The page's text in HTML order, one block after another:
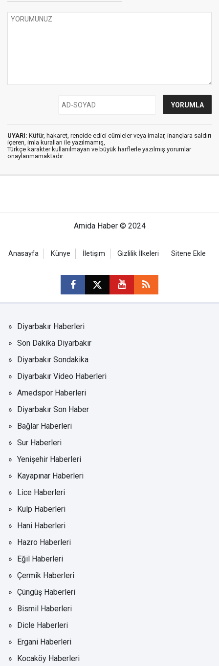
UYARI: Küfür, hakaret, rencide edici cümleler veya imalar, inançlara saldırı
içeren, imla kuralları ile yazılmamış,
Türkçe karakter kullanılmayan ve büyük harflerle yazılmış yorumlar
onaylanmamaktadır.
Amida Haber © 2024
Anasayfa Künye İletişim Gizlilik İlkeleri Sitene Ekle
Diyarbakır Haberleri
Son Dakika Diyarbakır
Diyarbakır Sondakika
Diyarbakır Video Haberleri
Amedspor Haberleri
Diyarbakır Son Haber
Bağlar Haberleri
Sur Haberleri
Yenişehir Haberleri
Kayapınar Haberleri
Lice Haberleri
Kulp Haberleri
Hani Haberleri
Hazro Haberleri
Eğil Haberleri
Çermik Haberleri
Çüngüş Haberleri
Bismil Haberleri
Dicle Haberleri
Ergani Haberleri
Kocaköy Haberleri